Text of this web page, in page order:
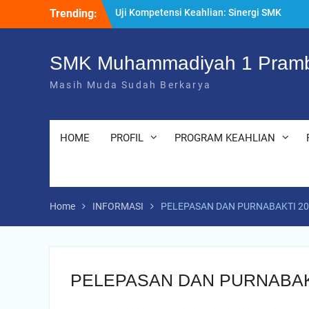
Trending:
“Pesantren Ramadan” Sebagai Momentum
Bermuhasabah dan Perbaikan Diri
SMK Muhammadiyah 1 Prambanan Klaten
Perkuat Komitmen Sekolah Ramah Anak
Uji Kompetensi Keahlian: Sinergi SMK
SMK Muhammadiyah 1
Masih Muda Sudah Berkarya
HOME PROFIL PROGRAM KEAHLIAN
Home INFORMASI PELEPASAN DAN PURNABAKTI
PELEPASAN DAN